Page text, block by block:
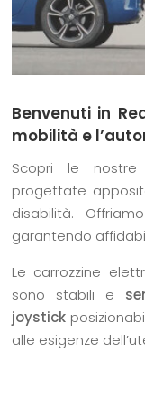
Benvenuti in
mobilità e
Scopri le nostre
progettate
disabilità.
garantendo
Le carrozzine
sono stabili e
joystick
alle esigenze